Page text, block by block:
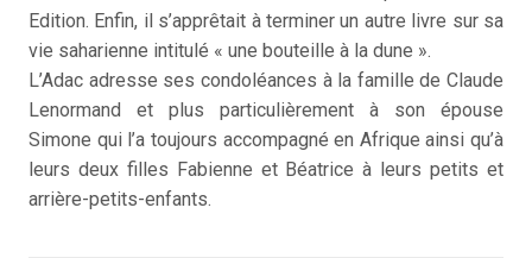
Edition. Enfin, il s’apprêtait à terminer un autre livre sur sa
vie saharienne intitulé « une bouteille à la dune ».
L’Adac adresse ses condoléances à la famille de Claude
Lenormand et plus particulièrement à son épouse
Simone qui l’a toujours accompagné en Afrique ainsi qu’à
leurs deux filles Fabienne et Béatrice à leurs petits et
arrière-petits-enfants.